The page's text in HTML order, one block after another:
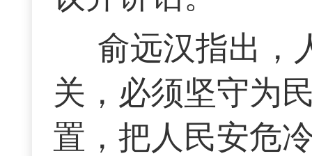
俞远汉指出，
关，必须坚守为
置，把人民安危